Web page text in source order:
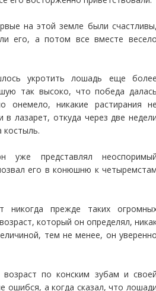
на этой земле были
его, а потом все вместе
укротить лошадь еще
так высоко, что победа
онемело, никакие растирания
в лазарет, откуда через две
костыль.
представлял
его в конюшню к
никогда прежде таких
который он определял,
тем не менее, он
по конским зубам и
ошибся, а когда сказал, что